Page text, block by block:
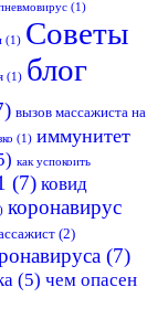
(1)
(1) Советы
(1) блог
вызов массажиста на
(1) иммунитет
как успокоить
(7) ковид
коронавирус
(2)
(7)
(5) чем опасен